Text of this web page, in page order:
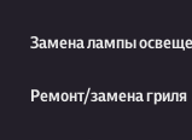
Замена лампы
Ремонт/замена гриля